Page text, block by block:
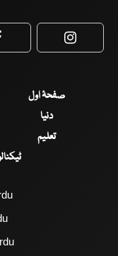
صفحۂ اول
دنیا
تعلیم